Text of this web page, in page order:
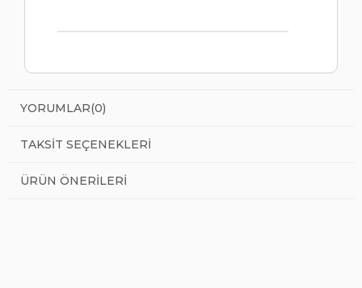
YORUMLAR(0)
TAKSIT SEÇENEKLERI
ÜRÜN ÖNERILERI